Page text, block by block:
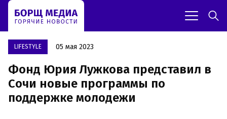
LIFESTYLE 05 мая 2023
Фонд Юрия Лужкова представил в
Сочи новые программы по
поддержке молодежи